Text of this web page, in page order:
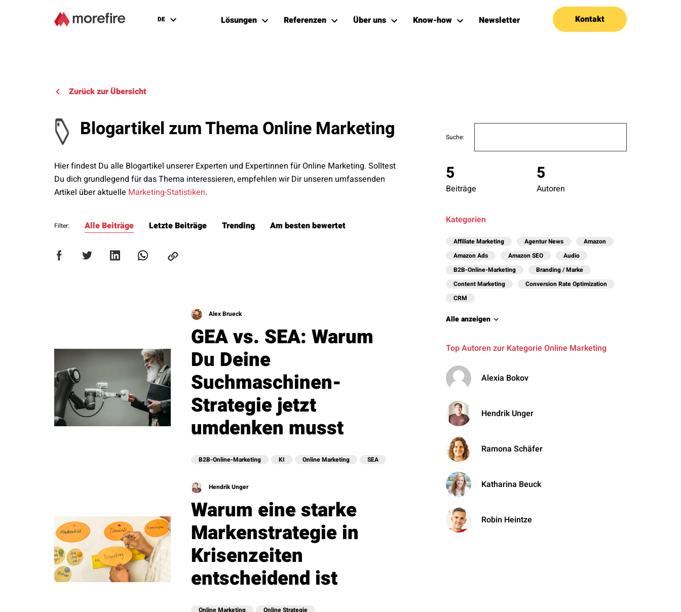
DE Lösungen Referenzen Über uns Know-how Newsletter Kontakt
Zurück zur Übersicht
Blogartikel zum Thema Online Marketing
Hier findest Du alle Blogartikel unserer Experten und Expertinnen für Online Marketing. Solltest
Du dich grundlegend für das Thema interessieren, empfehlen wir Dir unseren umfassenden
Artikel über aktuelle Marketing-Statistiken.
Filter: Alle Beiträge Letzte Beiträge Trending Am besten bewertet
Alex Brueck
GEA vs. SEA: Warum
Du Deine
Suchmaschinen-
Strategie jetzt
umdenken musst
B2B-Online-Marketing KI Online Marketing SEA
Hendrik Unger
Warum eine starke
Markenstrategie in
Krisenzeiten
entscheidend ist
Online Marketing Online Strategie
Suche:
5
Beiträge
5
Autoren
Kategorien
Affiliate Marketing Agentur News
Amazon
Amazon Ads
Amazon SEO
Audio
B2B-Online-Marketing
Branding / Marke
Content Marketing
Conversion Rate Optimization
CRM
Alle anzeigen
Top Autoren zur Kategorie Online Marketing
Alexia Bokov
Hendrik Unger
Ramona Schäfer
Katharina Beuck
Robin Heintze